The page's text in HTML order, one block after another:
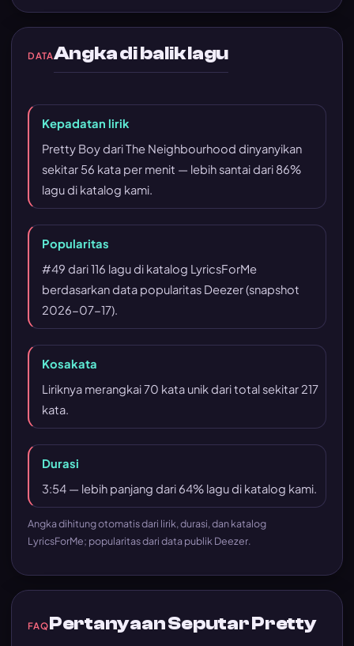
DATAAngka di balik lagu
Kepadatan lirik
Pretty Boy dari The Neighbourhood dinyanyikan
sekitar 56 kata per menit — lebih santai dari 86%
lagu di katalog kami.
Popularitas
#49 dari 116 lagu di katalog LyricsForMe
berdasarkan data popularitas Deezer (snapshot
2026-07-17).
Kosakata
Liriknya merangkai 70 kata unik dari total sekitar 217
kata.
Durasi
3:54 — lebih panjang dari 64% lagu di katalog kami.
Angka dihitung otomatis dari lirik, durasi, dan katalog
LyricsForMe; popularitas dari data publik Deezer.
FAQPertanyaan Seputar Pretty